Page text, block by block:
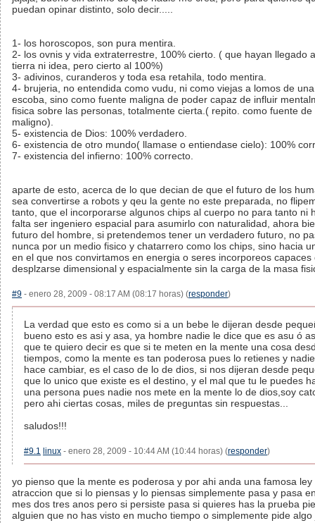
puedan opinar distinto, solo decir.....
1- los horoscopos, son pura mentira.
2- los ovnis y vida extraterrestre, 100% cierto. ( que hayan llegado
tierra ni idea, pero cierto al 100%)
3- adivinos, curanderos y toda esa retahila, todo mentira.
4- brujeria, no entendida como vudu, ni como viejas a lomos de una
escoba, sino como fuente maligna de poder capaz de influir
fisica sobre las personas, totalmente cierta.( repito. como fuente de
maligno).
5- existencia de Dios: 100% verdadero.
6- existencia de otro mundo( llamase o entiendase cielo): 100%
7- existencia del infierno: 100% correcto.
aparte de esto, acerca de lo que decian de que el futuro de los
sea convertirse a robots y qeu la gente no este preparada, no
tanto, que el incorporarse algunos chips al cuerpo no para tanto ni
falta ser ingeniero espacial para asumirlo con naturalidad, ahora
futuro del hombre, si pretendemos tener un verdadero futuro, no
nunca por un medio fisico y chatarrero como los chips, sino hacia
en el que nos convirtamos en energia o seres incorporeos capaces
desplzarse dimensional y espacialmente sin la carga de la masa
#9 - enero 28, 2009 - 08:17 AM (08:17 horas) (responder)
La verdad que esto es como si a un bebe le dijeran desde
bueno esto es asi y asa, ya hombre nadie le dice que es asu ó
que te quiero decir es que si te meten en la mente una cosa
tiempos, como la mente es tan poderosa pues lo retienes y
hace cambiar, es el caso de lo de dios, si nos dijeran desde
que lo unico que existe es el destino, y el mal que tu le puedes
una persona pues nadie nos mete en la mente lo de dios,soy
pero ahi ciertas cosas, miles de preguntas sin respuestas...
saludos!!!
#9.1 linux - enero 28, 2009 - 10:44 AM (10:44 horas) (responder)
yo pienso que la mente es poderosa y por ahi anda una famosa ley
atraccion que si lo piensas y lo piensas simplemente pasa y pasa
mes dos tres anos pero si persiste pasa si quieres has la prueba
alguien que no has visto en mucho tiempo o simplemente pide algo